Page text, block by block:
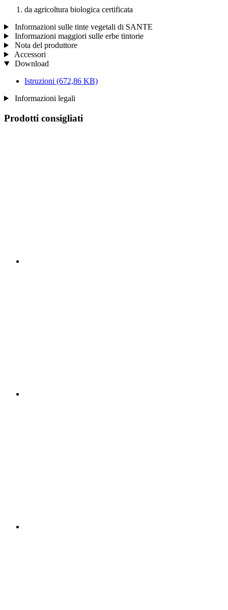
da agricoltura biologica certificata
Informazioni sulle tinte vegetali di SANTE
Informazioni maggiori sulle erbe tintorie
Nota del produttore
Accessori
Download
Istruzioni (672,86 KB)
Informazioni legali
Prodotti consigliati